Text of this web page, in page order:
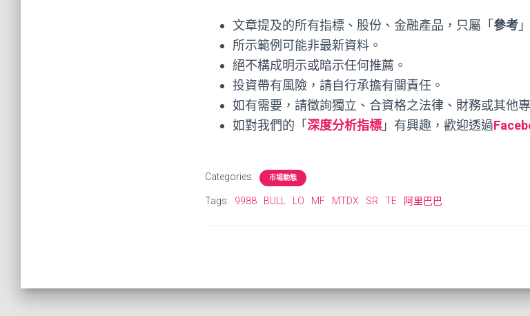
文章提及的所有指標、股份、金融產品，只屬「 參考
所示範例可能非最新資料。
絕不構成明示或暗示任何推薦。
投資帶有風險，請自行承擔有關責任。
如有需要，請徵詢獨立、合資格之法律、財務或其他
如對我們的「 深度分析指標 」有興趣，歡迎透過
Categories: 市場動態
Tags: 9988 BULL LO MF MTDX SR TE 阿里巴巴